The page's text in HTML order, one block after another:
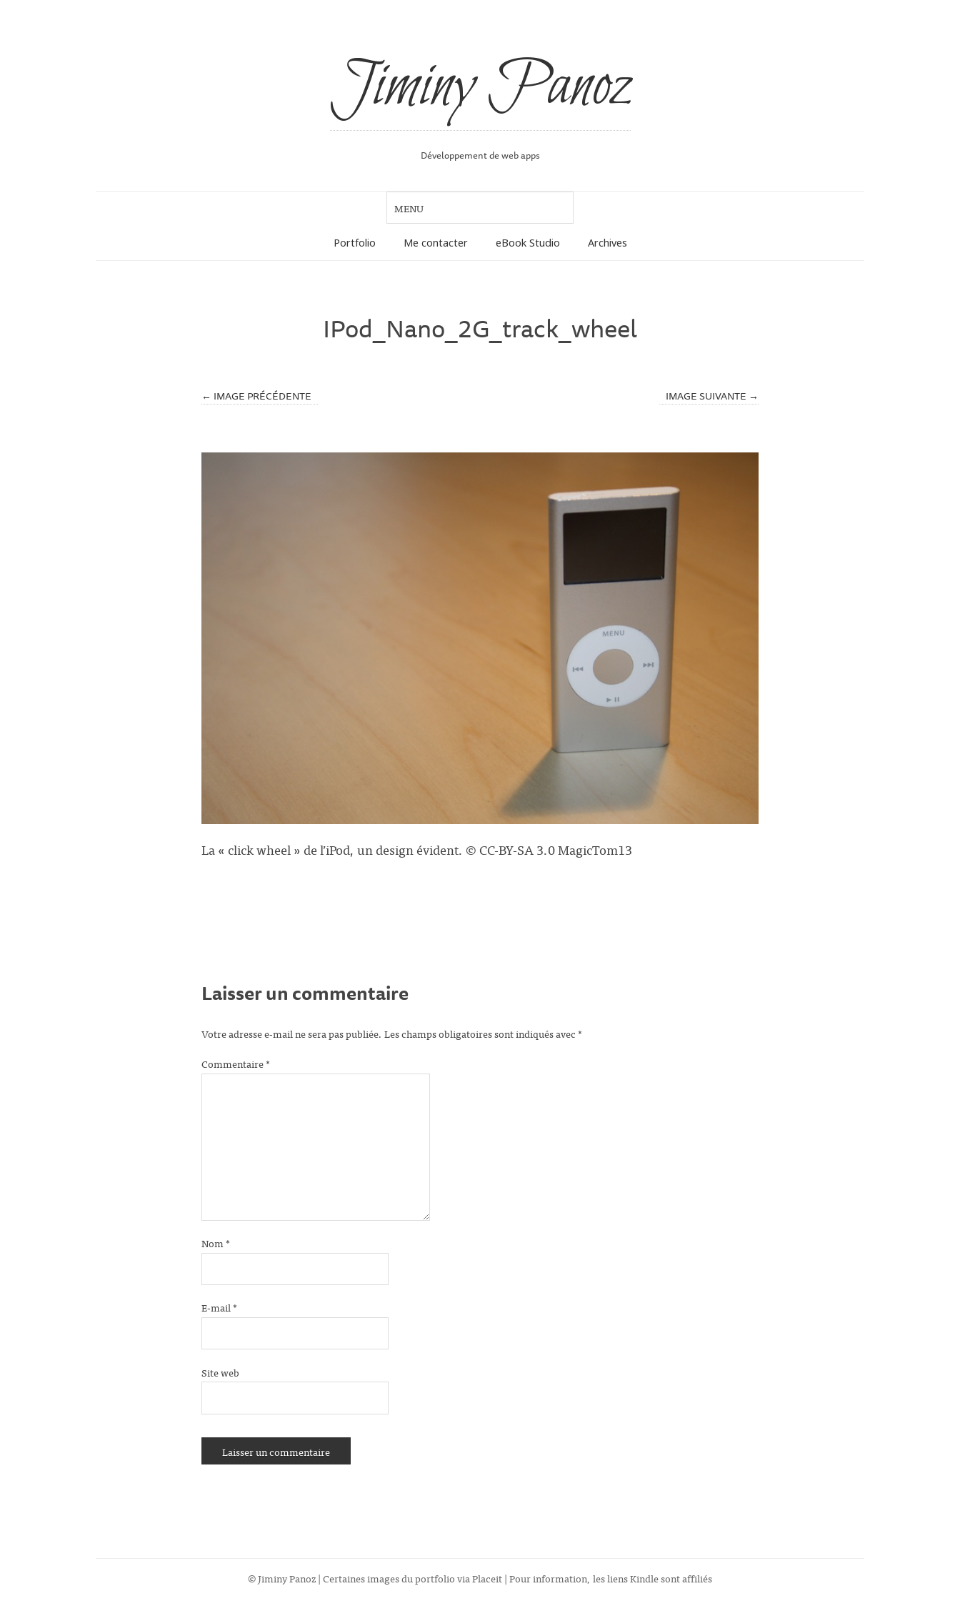
Jiminy Panoz
Développement de web apps
Portfolio Me contacter eBook Studio Archives
IPod_Nano_2G_track_wheel
← IMAGE PRÉCÉDENTE IMAGE SUIVANTE →
La « click wheel » de l’iPod, un design évident. © CC-BY-SA 3.0 MagicTom13
Laisser un commentaire
Votre adresse e-mail ne sera pas publiée. Les champs obligatoires sont indiqués avec*
Commentaire*
Nom*
E-mail*
Site web
© Jiminy Panoz | Certaines images du portfolio viaPlaceit| Pour information, les liens Kindle sont affiliés